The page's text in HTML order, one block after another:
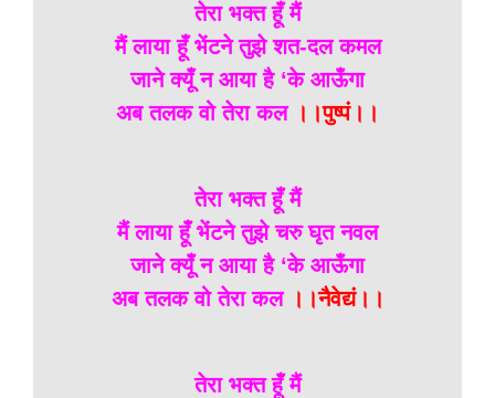
तेरा भक्त हूँ मैं
मैं लाया हूँ भेंटने तुझे शत-दल कमल
जाने क्यूँ न आया है ‘के आऊँगा
अब तलक वो तेरा कल ।।पुष्पं।।
तेरा भक्त हूँ मैं
मैं लाया हूँ भेंटने तुझे चरु घृत नवल
जाने क्यूँ न आया है ‘के आऊँगा
अब तलक वो तेरा कल ।।नैवेद्यं।।
तेरा भक्त हूँ मैं